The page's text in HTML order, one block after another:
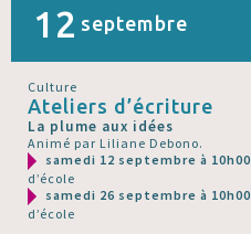
12 septembre
Culture
Ateliers d’écriture
La plume aux idées
Animé par Liliane Debono.
samedi 12 septembre à 10h00
d’école
samedi 26 septembre à 10h00
d’école